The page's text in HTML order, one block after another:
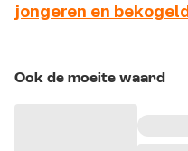
jongeren en
Ook de moeite waard